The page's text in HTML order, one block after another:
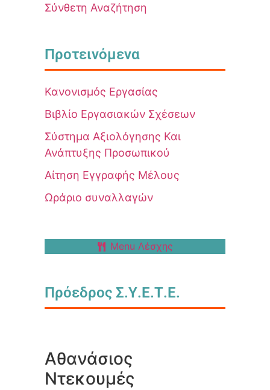
Σύνθετη Αναζήτηση
Προτεινόμενα
Κανονισμός Εργασίας
Βιβλίο Εργασιακών Σχέσεων
Σύστημα Αξιολόγησης Και
Ανάπτυξης Προσωπικού
Αίτηση Εγγραφής Μέλους
Ωράριο συναλλαγών
Menu Λέσχης
Πρόεδρος Σ.Υ.Ε.Τ.Ε.
Αθανάσιος
Ντεκουμές